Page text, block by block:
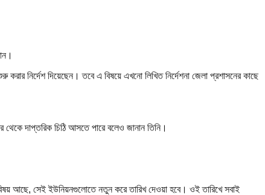
নির্দেশ দিয়েছেন। তবে এ বিষয়ে এখনো লিখিত নির্দেশনা জেলা প্রশাসনের কাছে
থেকে দাপ্তরিক চিঠি আসতে পারে বলেও জানান তিনি।
আছে, সেই ইউনিয়নগুলোতে নতুন করে তারিখ দেওয়া হবে। ওই তারিখে সবাই